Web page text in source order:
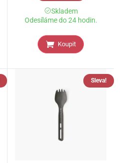
Skladem
Odesíláme do 24 hodin.
Koupit
Sleva!